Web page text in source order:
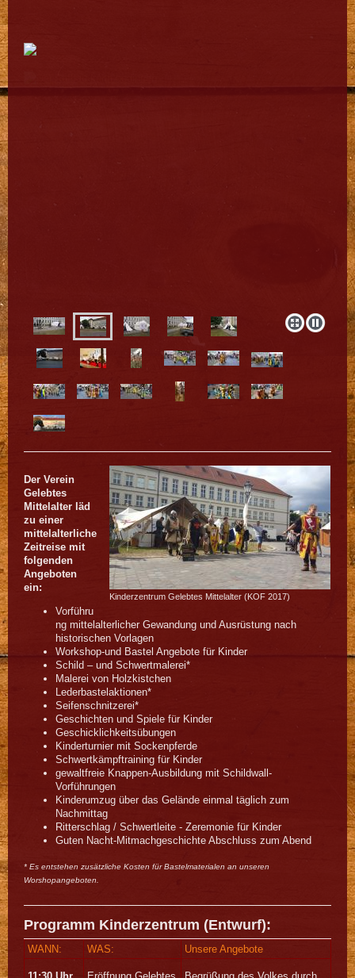
Kinderzentrum Gelebtes Mittelalter (KOF 2017)
Der Verein
Gelebtes
Mittelalter läd
zu einer
mittelalterliche
Zeitreise mit
folgenden
Angeboten
ein:
Vorführu
ng mittelalterlicher Gewandung und Ausrüstung nach
historischen Vorlagen
Workshop-und Bastel Angebote für Kinder
Schild – und Schwertmalerei*
Malerei von Holzkistchen
Lederbastelaktionen*
Seifenschnitzerei*
Geschichten und Spiele für Kinder
Geschicklichkeitsübungen
Kinderturnier mit Sockenpferde
Schwertkämpftraining für Kinder
gewaltfreie Knappen-Ausbildung mit Schildwall-
Vorführungen
Kinderumzug über das Gelände einmal täglich zum
Nachmittag
Ritterschlag / Schwertleite - Zeremonie für Kinder
Guten Nacht-Mitmachgeschichte Abschluss zum Abend
* Es entstehen zusätzliche Kosten für Bastelmaterialen an unseren
Worshopangeboten.
Programm Kinderzentrum (Entwurf):
WANN: WAS: Unsere Angebote